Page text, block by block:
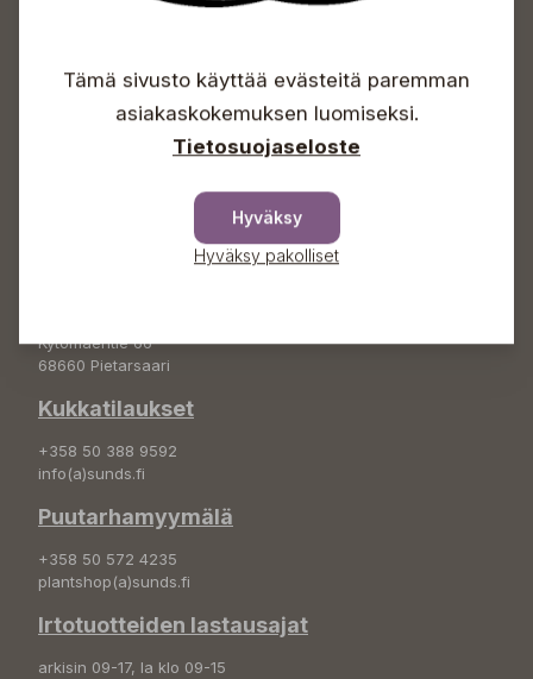
Arkisin 09-18
Lauantaisin 09-16
Sunnuntaisin Itsepalvelu
Kytömäentie 66
68660 Pietarsaari
Kukkatilaukset
+358 50 388 9592
info(a)sunds.fi
Puutarhamyymälä
+358 50 572 4235
plantshop(a)sunds.fi
Irtotuotteiden lastausajat
arkisin 09-17, la klo 09-15
Tämä sivusto käyttää evästeitä paremman
asiakaskokemuksen luomiseksi.
Tietosuojaseloste
Hyväksy
Hyväksy pakolliset